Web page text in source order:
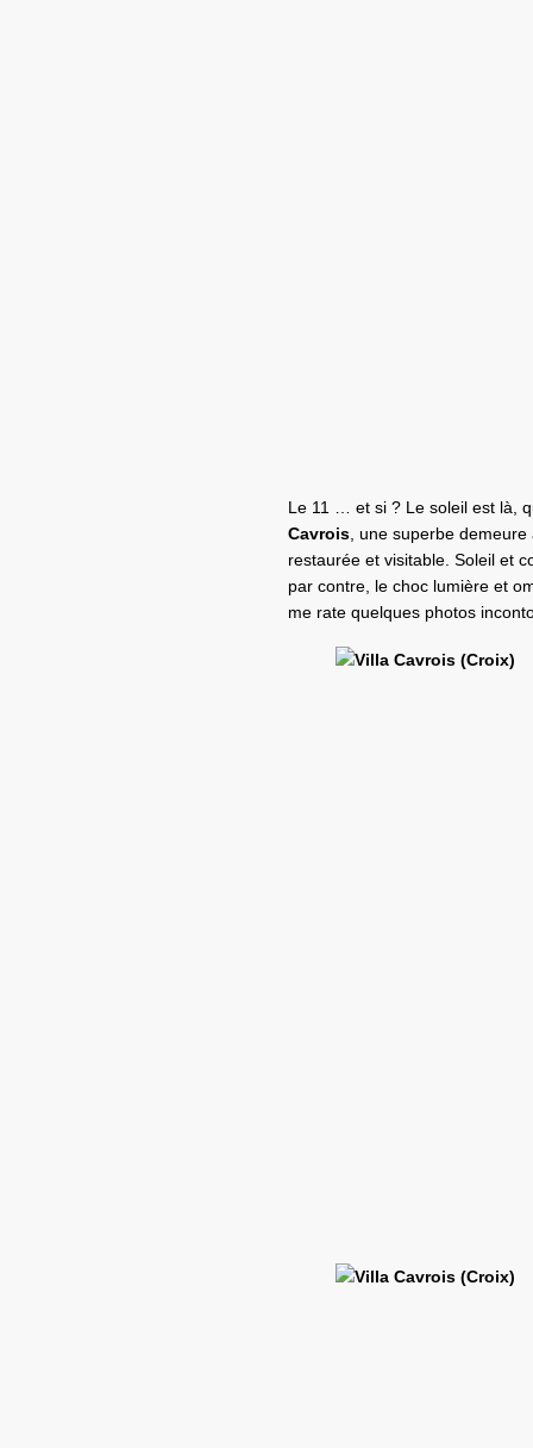
Le 11 … et si ? Le soleil est là,
Cavrois , une superbe
restaurée et visitable. Soleil et
par contre, le choc lumière et
me rate quelques photos